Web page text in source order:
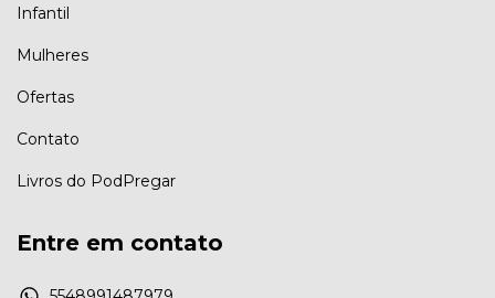
Infantil
Mulheres
Ofertas
Contato
Livros do PodPregar
Entre em contato